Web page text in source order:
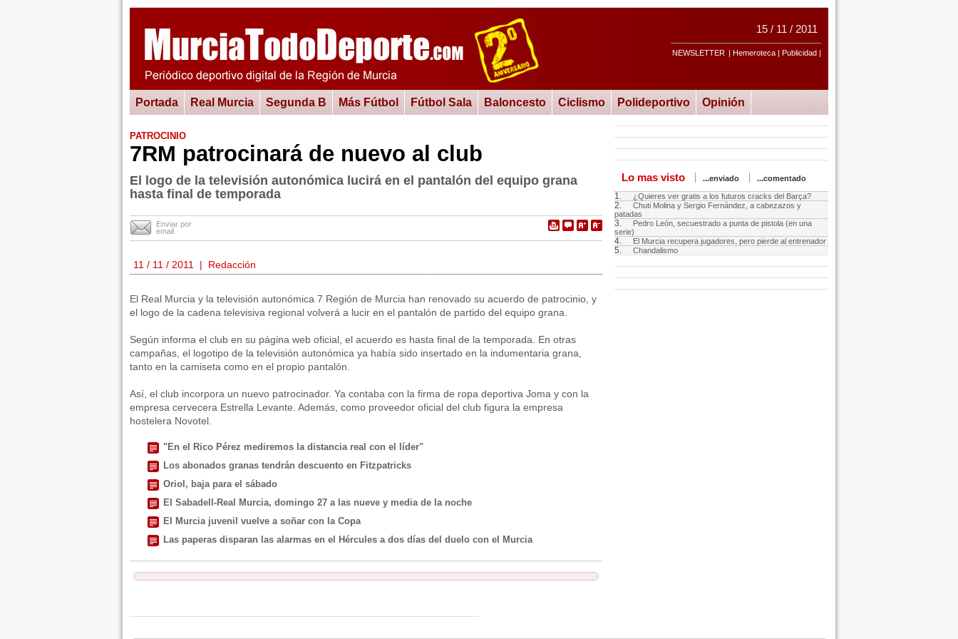
15 / 11 / 2011
NEWSLETTER | Hemeroteca | Publicidad |
Portada Real Murcia Segunda B Más Fútbol Fútbol Sala Baloncesto Ciclismo Polideportivo Opinión
PATROCINIO
7RM patrocinará de nuevo al club
El logo de la televisión autonómica lucirá en el pantalón del equipo grana
hasta final de temporada
Enviar por
email
11 / 11 / 2011 | Redacción
El Real Murcia y la televisión autonómica 7 Región de Murcia han renovado su acuerdo de patrocinio, y
el logo de la cadena televisiva regional volverá a lucir en el pantalón de partido del equipo grana.
Según informa el club en su página web oficial, el acuerdo es hasta final de la temporada. En otras
campañas, el logotipo de la televisión autonómica ya había sido insertado en la indumentaria grana,
tanto en la camiseta como en el propio pantalón.
Así, el club incorpora un nuevo patrocinador. Ya contaba con la firma de ropa deportiva Joma y con la
empresa cervecera Estrella Levante. Además, como proveedor oficial del club figura la empresa
hostelera Novotel.
"En el Rico Pérez mediremos la distancia real con el líder"
Los abonados granas tendrán descuento en Fitzpatricks
Oriol, baja para el sábado
El Sabadell-Real Murcia, domingo 27 a las nueve y media de la noche
El Murcia juvenil vuelve a soñar con la Copa
Las paperas disparan las alarmas en el Hércules a dos días del duelo con el Murcia
Lo mas visto ...enviado ...comentado
1.
¿Quieres ver gratis a los futuros cracks del Barça?
2.
Chuti Molina y Sergio Fernández, a cabezazos y
patadas
3.
Pedro León, secuestrado a punta de pistola (en una
serie)
4.
El Murcia recupera jugadores, pero pierde al entrenador
5.
Chandalismo